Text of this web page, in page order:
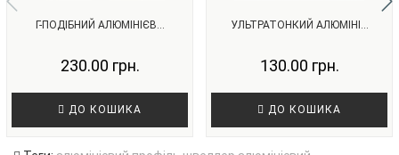
Г-ПОДІБНИЙ АЛЮМІНІЄВ...
230.00 грн.
ДО КОШИКА
УЛЬТРАТОНКИЙ АЛЮМІНІ...
130.00 грн.
ДО КОШИКА